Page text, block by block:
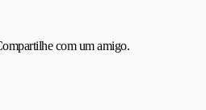
com um amigo.